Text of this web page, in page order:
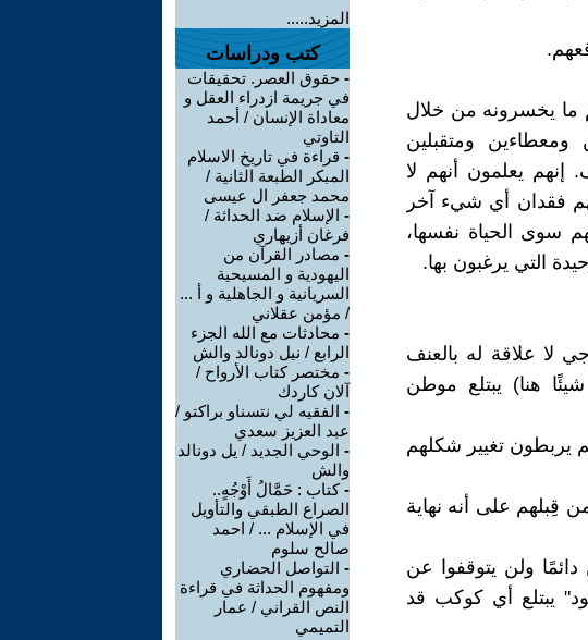
ما يخسرونه من خلال
ومعطاءين ومتقبلين
يعلمون أنهم لا
فقدان أي شيء آخر
سوى الحياة نفسها،
التي يرغبون بها.
لا علاقة له بالعنف
فيما بينهم؟ مثل ثقب أسود (فقط لنفترض أن لدينا 83 شيئًا هنا) يبتلع موطن
يربطون تغيير شكلهم
قِبلهم على أنه نهاية
ولن يتوقفوا عن
يبتلع أي كوكب قد
المزيد.....
كتب ودراسات
- حقوق العصر. تحقيقات
في جريمة ازدراء العقل و
معاداة الإنسان / أحمد
التاوتي
- قراءة في تاريخ الاسلام
المبكر الطبعة الثانية /
محمد جعفر ال عيسى
- الإسلام ضد الحداثة /
فرغان أزيهاري
- مصادر القرآن من
اليهودية و المسيحية
السريانية و الجاهلية و أ ...
/ مؤمن عقلاني
- محادثات مع الله الجزء
الرابع / نيل دونالد والش
- مختصر كتاب الأرواح /
آلان كاردك
- الفقيه لي نتسناو براكتو /
عبد العزيز سعدي
- الوحي الجديد / يل دونالد
والش
-كتاب : حَمَّالُ أَوْجُهٍ..
الصراع الطبقي والتأويل
في الإسلام ... / احمد
صالح سلوم
- التواصل الحضاري
ومفهوم الحداثة في قراءة
النص القراني / عمار
التميمي